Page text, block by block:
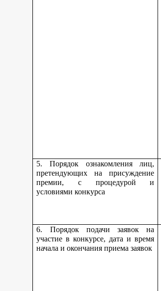
5. Порядок ознакомления лиц,
претендующих на присуждение
премии, с процедурой и
условиями конкурса
6. Порядок подачи заявок на
участие в конкурсе, дата и время
начала и окончания приема заявок